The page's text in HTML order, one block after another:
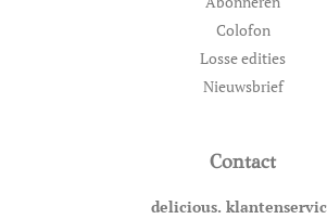
Colofon
Losse edities
Nieuwsbrief
Contact
delicious.